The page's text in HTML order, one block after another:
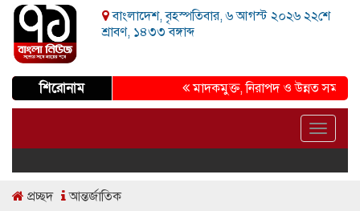
বাংলাদেশ, বৃহস্পতিবার, ৬ আগস্ট ২০২৬ ২২শে
শ্রাবণ, ১৪৩৩ বঙ্গাব্দ
শিরোনাম মাদকমুক্ত, নিরাপদ ও উন্নত সমাজ গড়ার
Toggle
প্রচ্ছদ আন্তর্জাতিক